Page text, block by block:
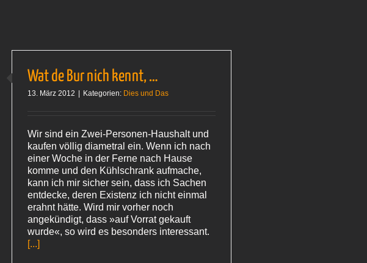
Wat de Bur nich kennt, …
13. März 2012 Kategorien: Dies und Das
Wir sind ein Zwei-Personen-Haushalt und
kaufen völlig diametral ein. Wenn ich nach
einer Woche in der Ferne nach Hause
komme und den Kühlschrank aufmache,
kann ich mir sicher sein, dass ich Sachen
entdecke, deren Existenz ich nicht einmal
erahnt hätte. Wird mir vorher noch
angekündigt, dass »auf Vorrat gekauft
wurde«, so wird es besonders interessant.
[...]